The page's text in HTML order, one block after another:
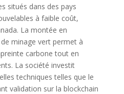
situés dans des pays
à faible coût,
La montée en
minage vert permet à
carbone tout en
La société investit
techniques telles que le
validation sur la blockchain